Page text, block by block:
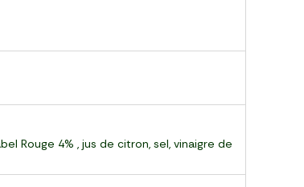
Rouge 4% , jus de citron, sel, vinaigre de